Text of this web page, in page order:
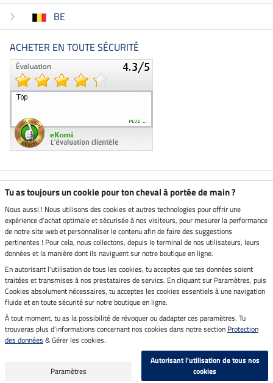
BE
ACHETER EN TOUTE SÉCURITÉ
Boutique climatiquement
Livraison par
Paiement sécurisé
Mentions légales
Dernière actualisation le 06.08.2026 à 14:39
Tous les prix s'entendent TVA incluse et
frais de port en sus
Tu as toujours un cookie pour ton cheval à portée de main ?
Nous aussi ! Nous utilisons des cookies et autres technologies pour offrir une
expérience d'achat optimale et sécurisée à nos visiteurs, pour mesurer la performance
de notre site web et personnaliser le contenu afin de faire des suggestions
pertinentes ! Pour cela, nous collectons, depuis le terminal de nos utilisateurs, leurs
données et la manière dont ils naviguent sur notre boutique en ligne.
En autorisant l'utilisation de tous les cookies, tu acceptes que tes données soient
traitées et transmises à nos prestataires de servics. En cliquant sur Paramètres, puis
Cookies absolument nécessaires, tu acceptes les cookies essentiels à une navigation
fluide et en toute sécurité sur notre boutique en ligne.
À tout moment, tu as la possibilité de révoquer ou dadapter ces paramètres. Tu
trouveras plus d'informations concernant nos cookies dans notre section Protection
des données & Gérer les cookies.
Paramètres
Autorisant l'utilisation de tous nos
cookies